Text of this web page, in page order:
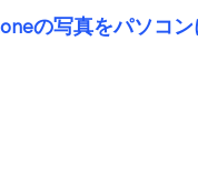
の写真をパソコ